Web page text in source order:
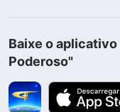
Baixe o
Poderoso"